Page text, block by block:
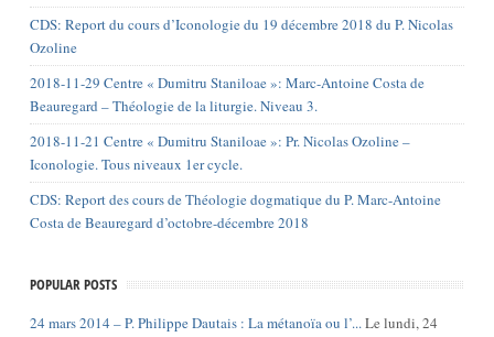
CDS: Report du cours d’Iconologie du 19 décembre 2018 du P. Nicolas
Ozoline
2018-11-29 Centre « Dumitru Staniloae »: Marc-Antoine Costa de
Beauregard – Théologie de la liturgie. Niveau 3.
2018-11-21 Centre « Dumitru Staniloae »: Pr. Nicolas Ozoline –
Iconologie. Tous niveaux 1er cycle.
CDS: Report des cours de Théologie dogmatique du P. Marc-Antoine
Costa de Beauregard d’octobre-décembre 2018
POPULAR POSTS
24 mars 2014 – P. Philippe Dautais : La métanoïa ou l’...Le lundi, 24